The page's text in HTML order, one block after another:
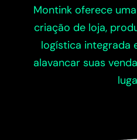
Montink oferece
criação de loja,
logística integrada
alavancar suas